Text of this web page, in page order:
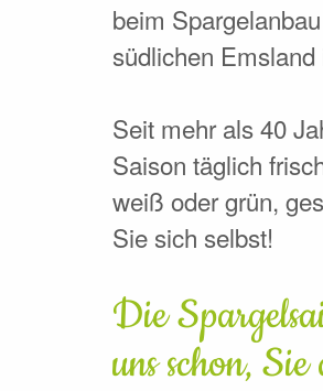
beim
südlichen
Seit mehr als 40
Saison täglich
weiß oder grün,
Sie sich selbst!
Die
uns schon,